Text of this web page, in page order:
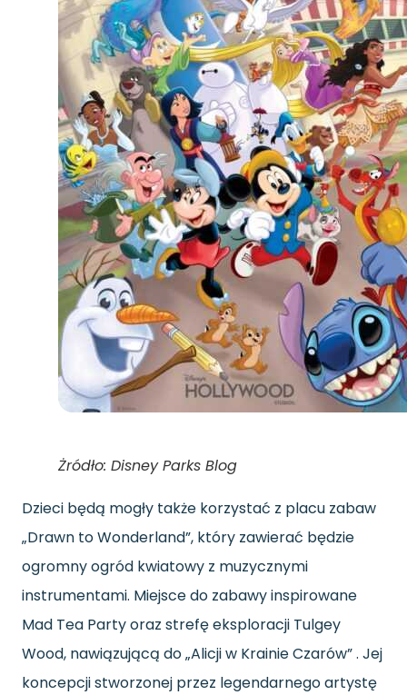
Żródło: Disney Parks Blog
Dzieci będą mogły także korzystać z placu zabaw
„Drawn to Wonderland”, który zawierać będzie
ogromny ogród kwiatowy z muzycznymi
instrumentami. Miejsce do zabawy inspirowane
Mad Tea Party oraz strefę eksploracji Tulgey
Wood, nawiązującą do „Alicji w Krainie Czarów” . Jej
koncepcji stworzonej przez legendarnego artystę